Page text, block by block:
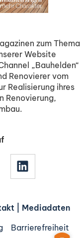
zum Thema
Website
„Bauhelden“
Renovierer vom
Realisierung ihres
Renovierung,
| Mediadaten
Barrierefreiheit